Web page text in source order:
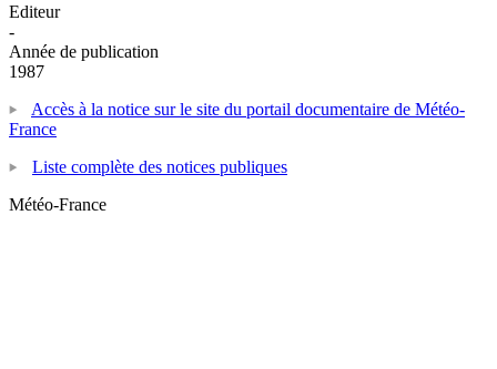
Editeur
-
Année de publication
1987
Accès à la notice sur le site du portail documentaire de Météo-
France
Liste complète des notices publiques
Météo-France